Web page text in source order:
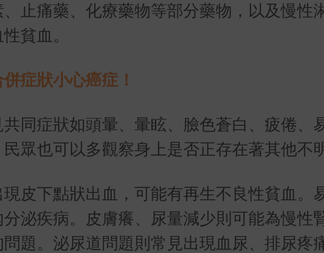
止痛藥、化療藥物等部分藥物，以及慢性
貧血。
症狀小心癌症！
同症狀如頭暈、暈眩、臉色蒼白、疲倦、
眾也可以多觀察身上是否正存在著其他不
皮下點狀出血，可能有再生不良性貧血。
泌疾病。皮膚癢、尿量減少則可能為慢性
題。泌尿道問題則常見出現血尿、排尿疼